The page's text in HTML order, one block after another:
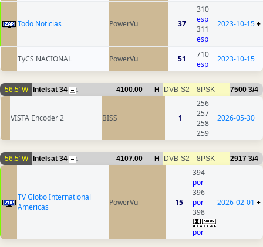
Todo Noticias PowerVu 37
310
esp
311
esp
2023-10-15+
TyCS NACIONAL PowerVu 51
710
esp
2023-10-15
56.5°W Intelsat 34 1 4100.00 H DVB-S2 8PSK 7500 3/4
VISTA Encoder 2 BISS 1
256
257
258
259
2026-05-30
56.5°W Intelsat 34 1 4107.00 H DVB-S2 8PSK 2917 3/4
TV Globo International
Americas
PowerVu 15
394
por
396
por
398
por
2026-02-01 +